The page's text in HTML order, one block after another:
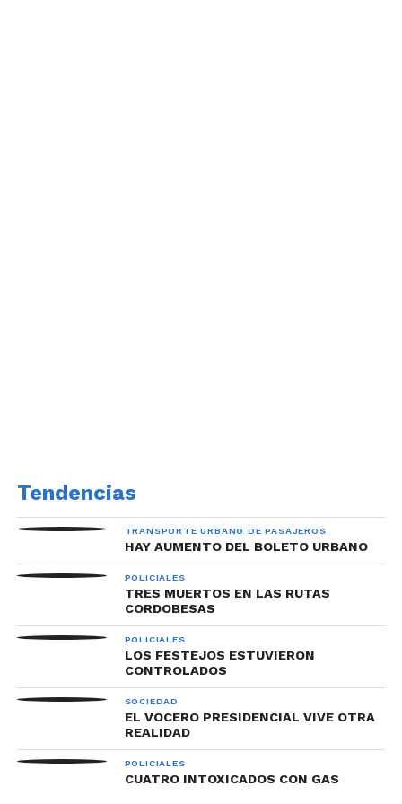
Tendencias
TRANSPORTE URBANO DE PASAJEROS
HAY AUMENTO DEL BOLETO URBANO
POLICIALES
TRES MUERTOS EN LAS RUTAS
CORDOBESAS
POLICIALES
LOS FESTEJOS ESTUVIERON
CONTROLADOS
SOCIEDAD
EL VOCERO PRESIDENCIAL VIVE OTRA
REALIDAD
POLICIALES
CUATRO INTOXICADOS CON GAS